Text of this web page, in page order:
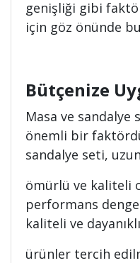
genişliği gibi
için göz önünde
Bütçenize
Masa ve sandalye
önemli bir
sandalye seti, uzun
ömürlü ve kaliteli
performans
kaliteli ve dayanıklı
ürünler tercih